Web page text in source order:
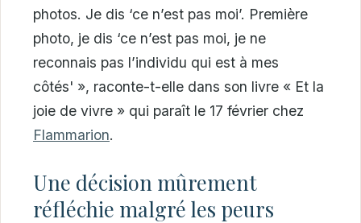
photos. Je dis ‘ce n’est pas moi’. Première
photo, je dis ‘ce n’est pas moi, je ne
reconnais pas l’individu qui est à mes
côtés' », raconte-t-elle dans son livre « Et la
joie de vivre » qui paraît le 17 février chez
Flammarion.
Une décision mûrement
réfléchie malgré les peurs